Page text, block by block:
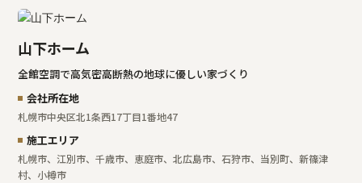
山下ホーム
全館空調で高気密高断熱の地球に優しい家づくり
会社所在地
札幌市中央区北1条西17丁目1番地47
施工エリア
札幌市、江別市、千歳市、恵庭市、北広島市、石狩市、当別町、新篠津
村、小樽市